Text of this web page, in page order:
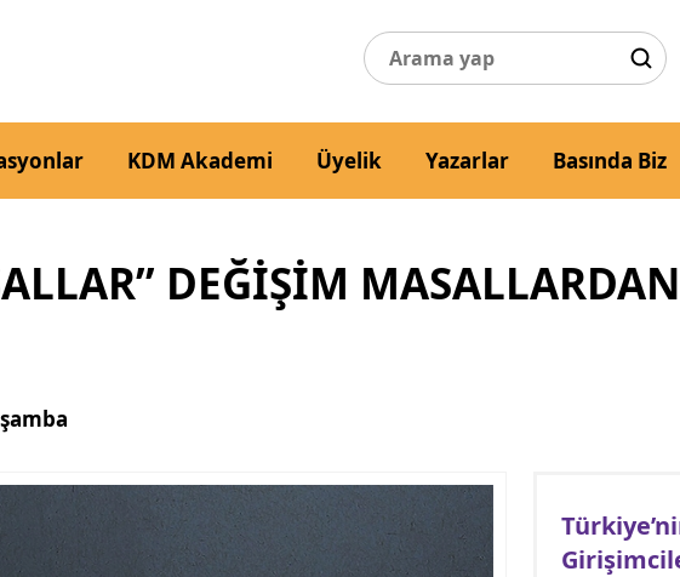
KDM Akademi Üyelik Yazarlar Basında Biz
DEĞİŞİM MASALLARDAN